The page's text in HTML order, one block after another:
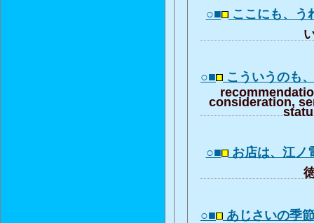
○■ ここにも、
○■ こういうのも
consideration,
○■ お店は、江
○■ あじさいの季